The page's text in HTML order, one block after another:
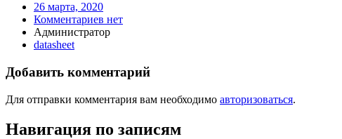
26 марта, 2020
Комментариев нет
Администратор
datasheet
Добавить комментарий
Для отправки комментария вам необходимо авторизоваться.
Навигация по записям